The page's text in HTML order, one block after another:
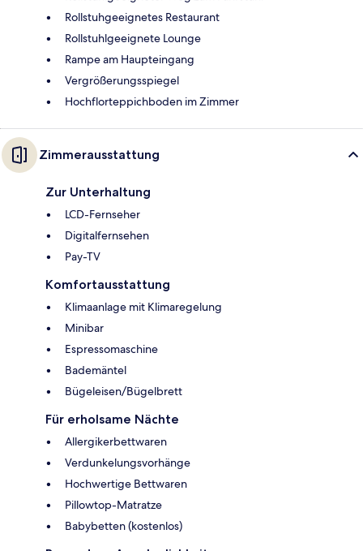
Rollstuhgeeignetes Restaurant
Rollstuhlgeeignete Lounge
Rampe am Haupteingang
Vergrößerungsspiegel
Hochflorteppichboden im Zimmer
Zimmerausstattung
Zur Unterhaltung
LCD-Fernseher
Digitalfernsehen
Pay-TV
Komfortausstattung
Klimaanlage mit Klimaregelung
Minibar
Espressomaschine
Bademäntel
Bügeleisen/Bügelbrett
Für erholsame Nächte
Allergikerbettwaren
Verdunkelungsvorhänge
Hochwertige Bettwaren
Pillowtop-Matratze
Babybetten (kostenlos)